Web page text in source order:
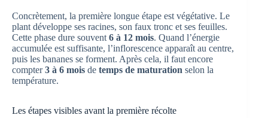
Concrètement, la première longue étape est végétative. Le
plant développe ses racines, son faux tronc et ses feuilles.
Cette phase dure souvent 6 à 12 mois. Quand l’énergie
accumulée est suffisante, l’inflorescence apparaît au centre,
puis les bananes se forment. Après cela, il faut encore
compter3 à 6 mois de temps de maturation selon la
température.
Les étapes visibles avant la première récolte